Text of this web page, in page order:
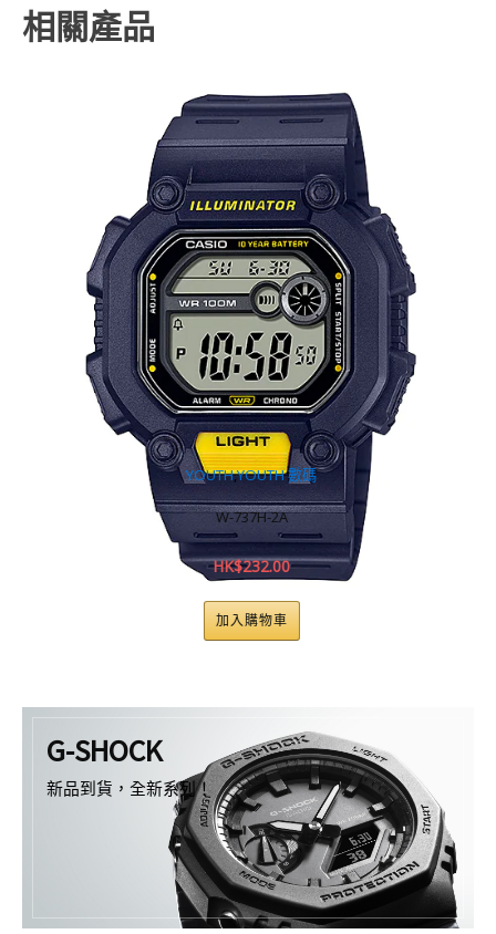
相關產品
YOUTH,YOUTH 數碼
W-737H-2A
HK$232.00
加入購物車
G-SHOCK
新品到貨，全新系列！